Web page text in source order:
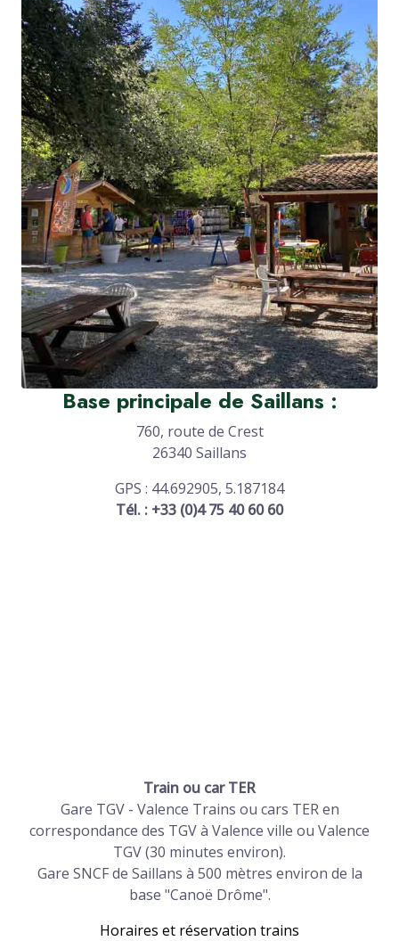
Base principale de Saillans :
760, route de Crest
26340 Saillans
GPS : 44.692905, 5.187184
Tél. : +33 (0)4 75 40 60 60
Train ou car TER
Gare TGV - Valence Trains ou cars TER en
correspondance des TGV à Valence ville ou Valence
TGV (30 minutes environ).
Gare SNCF de Saillans à 500 mètres environ de la
base "Canoë Drôme".
Horaires et réservation trains